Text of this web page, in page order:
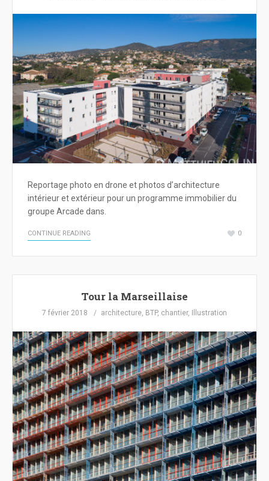
Reportage photo en drone et photos d’architecture
intérieur et extérieur pour un programme immobilier du
groupe Arcade dans.
CONTINUE READING 0
Tour la Marseillaise
7 février 2018 architecture, BTP, chantier, Illustration